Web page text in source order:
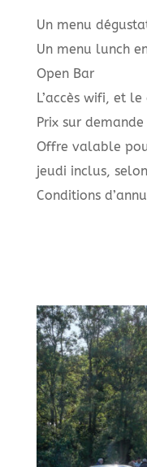
Un menu
Un menu lunch
Open Bar
L’accès wifi, et
Prix sur demande
Offre valable
jeudi inclus,
Conditions